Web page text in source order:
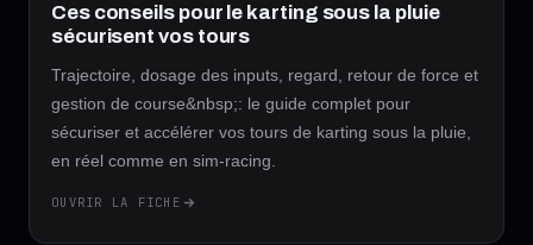
Ces conseils pour le karting sous la pluie
sécurisent vos tours
Trajectoire, dosage des inputs, regard, retour de force et
gestion de course&nbsp;: le guide complet pour
sécuriser et accélérer vos tours de karting sous la pluie,
en réel comme en sim-racing.
OUVRIR LA FICHE